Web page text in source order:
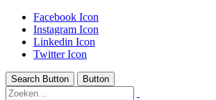
Facebook Icon
Instagram Icon
Linkedin Icon
Twitter Icon
Search Button Button